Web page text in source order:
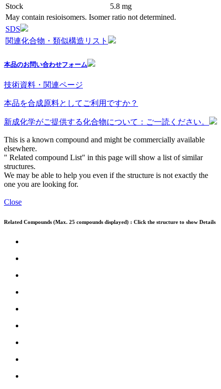
Stock
5.8 mg
May contain resioisomers. Isomer ratio not determined.
SDS
関連化合物・類似構造リスト
本品のお問い合わせフォーム
技術資料・関連ページ
本品を合成原料としてご利用ですか？
新成化学がご提供する化合物について：ご一読ください。
This is a known compound and might be commercially available
elsewhere.
" Related compound List" in this page will show a list of similar
structures.
We may be able to help you even if the structure is not exactly the
one you are looking for.
Close
Related Compounds (Max. 25 compounds displayed) : Click the structure to show Details